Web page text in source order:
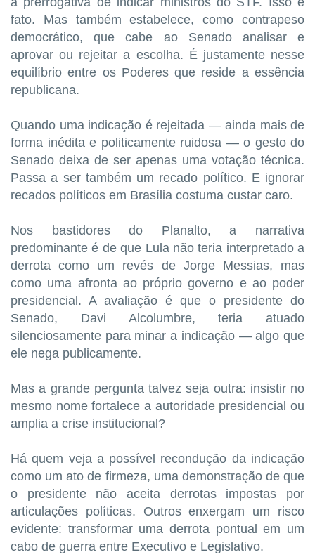
fato. Mas também estabelece, como contrapeso
democrático, que cabe ao Senado analisar e
aprovar ou rejeitar a escolha. É justamente nesse
equilíbrio entre os Poderes que reside a essência
republicana.
Quando uma indicação é rejeitada — ainda mais de
forma inédita e politicamente ruidosa — o gesto do
Senado deixa de ser apenas uma votação técnica.
Passa a ser também um recado político. E ignorar
recados políticos em Brasília costuma custar caro.
Nos bastidores do Planalto, a narrativa
predominante é de que Lula não teria interpretado a
derrota como um revés de Jorge Messias, mas
como uma afronta ao próprio governo e ao poder
presidencial. A avaliação é que o presidente do
Senado, Davi Alcolumbre, teria atuado
silenciosamente para minar a indicação — algo que
ele nega publicamente.
Mas a grande pergunta talvez seja outra: insistir no
mesmo nome fortalece a autoridade presidencial ou
amplia a crise institucional?
Há quem veja a possível recondução da indicação
como um ato de firmeza, uma demonstração de que
o presidente não aceita derrotas impostas por
articulações políticas. Outros enxergam um risco
evidente: transformar uma derrota pontual em um
cabo de guerra entre Executivo e Legislativo.